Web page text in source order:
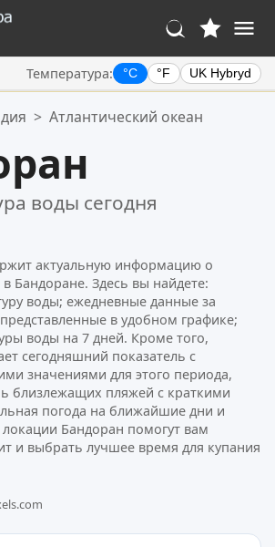
Температура: °C °F UK Hybryd
> Атлантический океан
воды сегодня
актуальную информацию о
Бандоране. Здесь вы найдете:
воды; ежедневные данные за
в удобном графике;
воды на 7 дней. Кроме того,
сегодняшний показатель с
значениями для этого периода,
близлежащих пляжей с краткими
погода на ближайшие дни и
Бандоран помогут вам
и выбрать лучшее время для купания